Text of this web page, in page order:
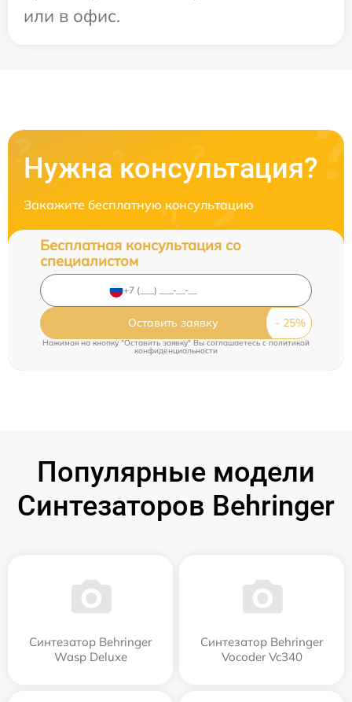
или в офис.
Нужна консультация?
Закажите бесплатную консультацию
Бесплатная консультация со
специалистом
Оставить заявку
Нажимая на кнопку "Оставить заявку" Вы соглашаетесь cполитикой
конфиденциальности
Популярные модели
Синтезаторов Behringer
Синтезатор Behringer
Wasp Deluxe
Синтезатор Behringer
Vocoder Vc340